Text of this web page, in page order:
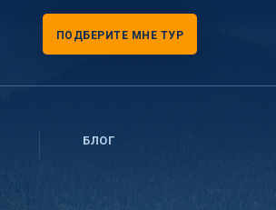
ПОДБЕРИТЕ МНЕ ТУР
БЛОГ